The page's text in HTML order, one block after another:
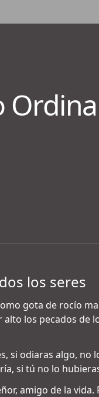
los seres
gota de rocío
los pecados de
si odiaras algo, no
si tú no lo
amigo de la vida.